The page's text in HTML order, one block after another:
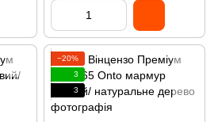
−20%
3
3